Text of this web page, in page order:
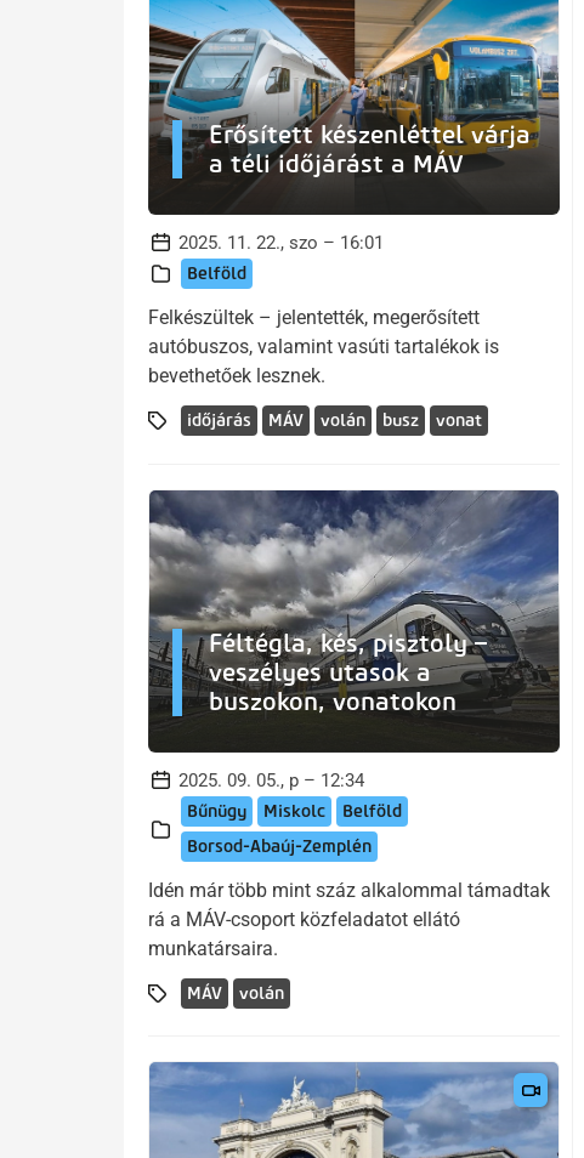
Erősített készenléttel várja
a téli időjárást a MÁV
2025. 11. 22., szo – 16:01
Belföld
Felkészültek – jelentették, megerősített
autóbuszos, valamint vasúti tartalékok is
bevethetőek lesznek.
időjárás MÁV volán busz vonat
Féltégla, kés, pisztoly –
veszélyes utasok a
buszokon, vonatokon
2025. 09. 05., p – 12:34
Bűnügy Miskolc
Belföld
Borsod-Abaúj-Zemplén
Idén már több mint száz alkalommal támadtak
rá a MÁV-csoport közfeladatot ellátó
munkatársaira.
MÁV volán